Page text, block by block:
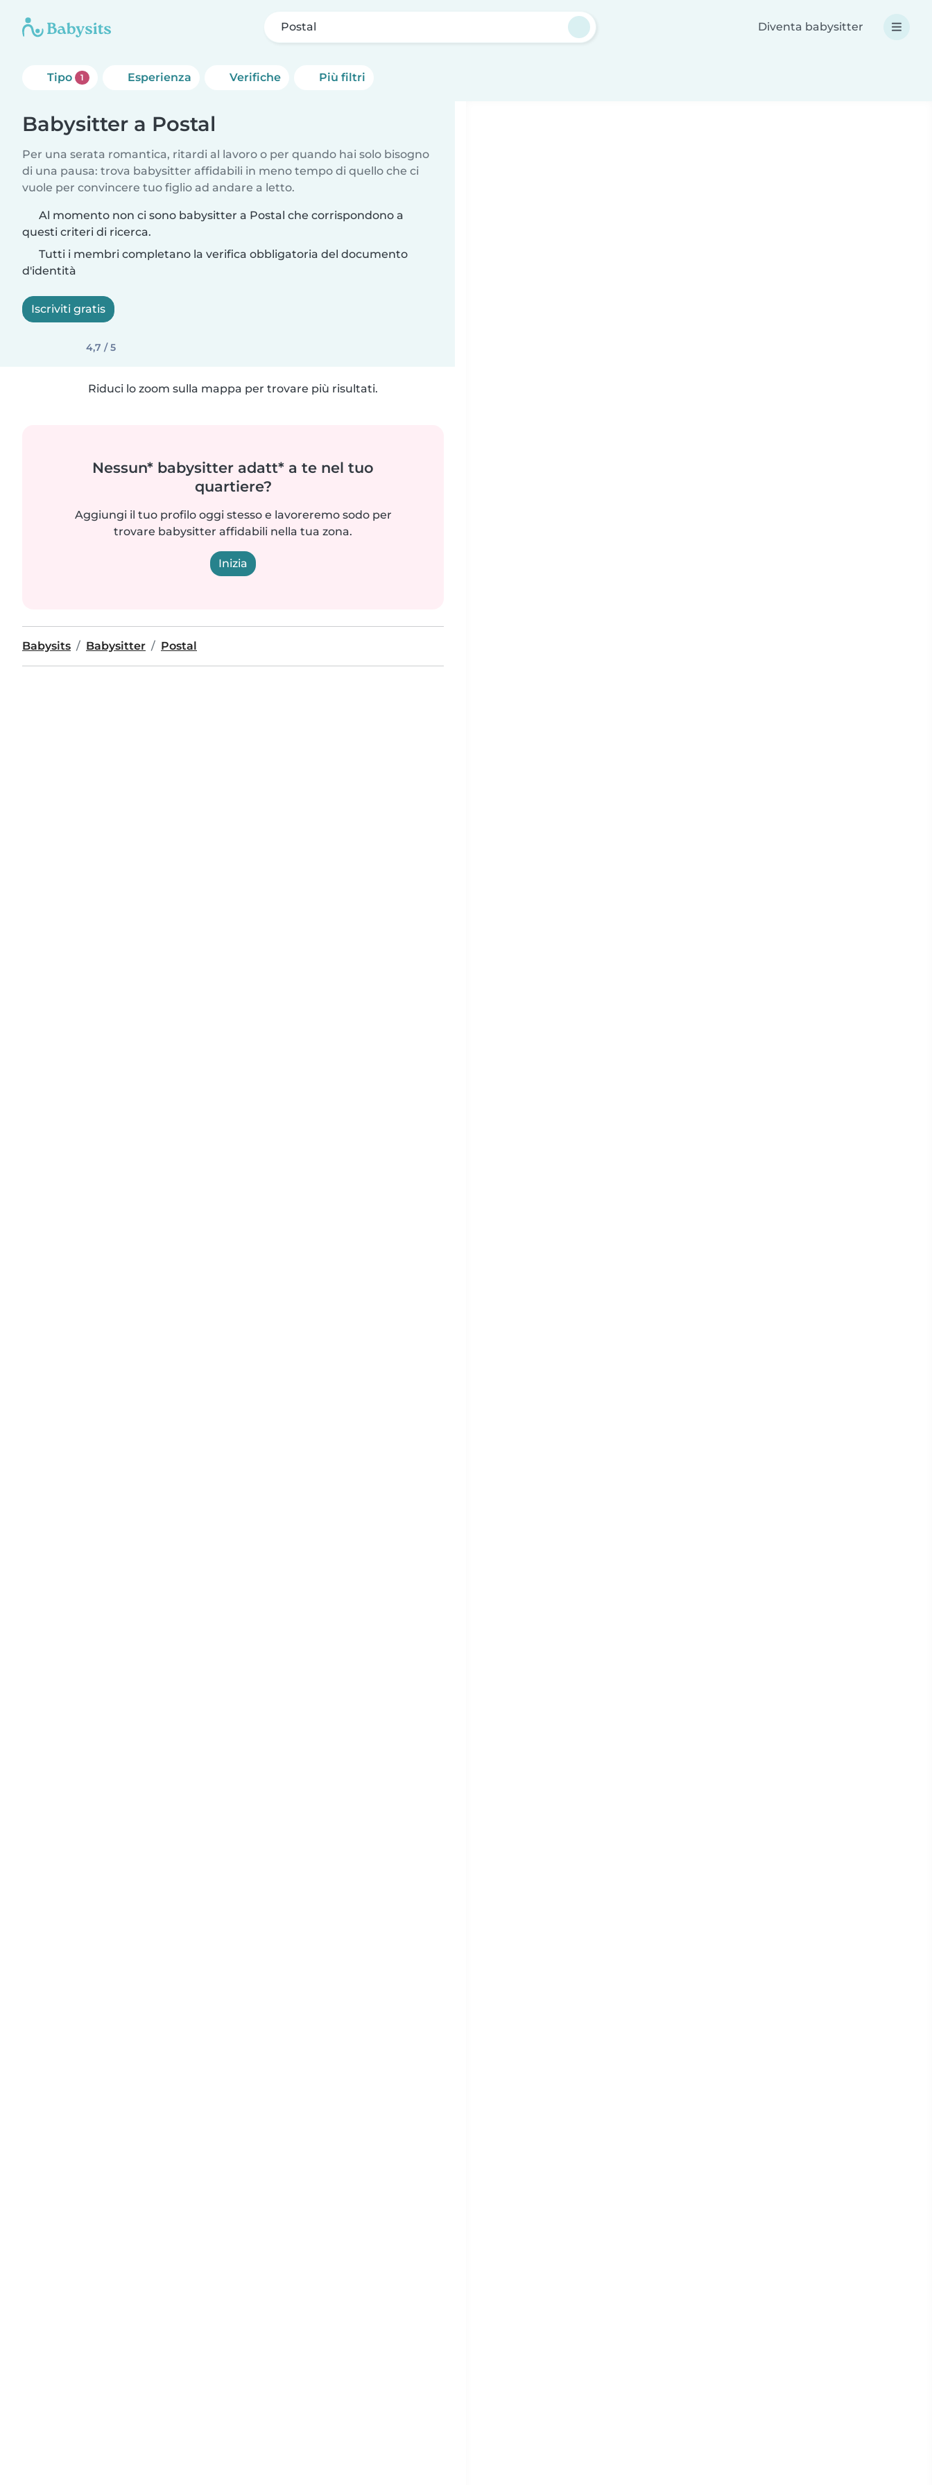
Postal Diventa babysitter
Tipo 1 Esperienza Verifiche Più filtri
Babysitter a Postal
Per una serata romantica, ritardi al lavoro o per quando hai solo bisogno
di una pausa: trova babysitter affidabili in meno tempo di quello che ci
vuole per convincere tuo figlio ad andare a letto.
Al momento non ci sono babysitter a Postal che corrispondono a
questi criteri di ricerca.
Tutti i membri completano la verifica obbligatoria del documento
d'identità
Iscriviti gratis
4,7 / 5
Riduci lo zoom sulla mappa per trovare più risultati.
Nessun* babysitter adatt* a te nel tuo
quartiere?
Aggiungi il tuo profilo oggi stesso e lavoreremo sodo per
trovare babysitter affidabili nella tua zona.
Inizia
Babysits Babysitter Postal